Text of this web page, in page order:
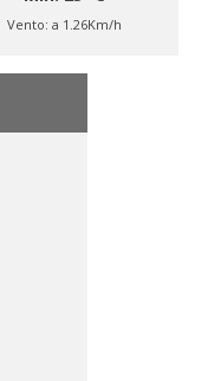
Vento: a 1.26Km/h